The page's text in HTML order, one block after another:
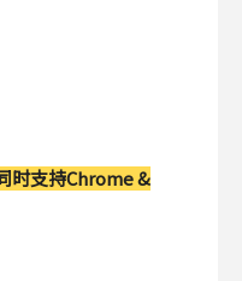
时支持Chrome &